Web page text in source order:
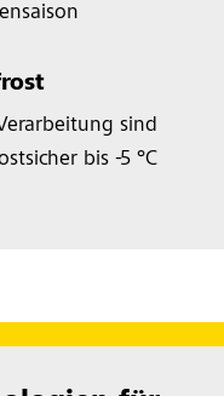
sind
bis -5 °C